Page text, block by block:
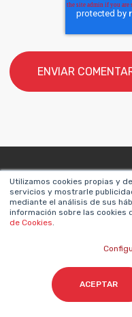
Utilizamos cookies propias y
servicios y mostrarle
mediante el análisis de sus
información sobre las cookies
de Cookies.
ACEPTAR